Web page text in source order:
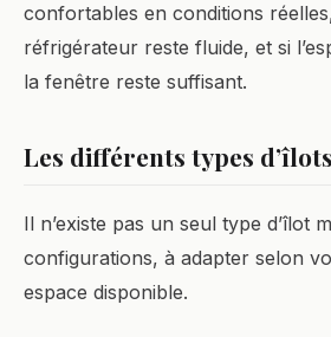
confortables en conditions
réfrigérateur reste fluide, et si
la fenêtre reste suffisant.
Les différents types
Il n’existe pas un seul type d’îlot
configurations, à adapter selon
espace disponible.